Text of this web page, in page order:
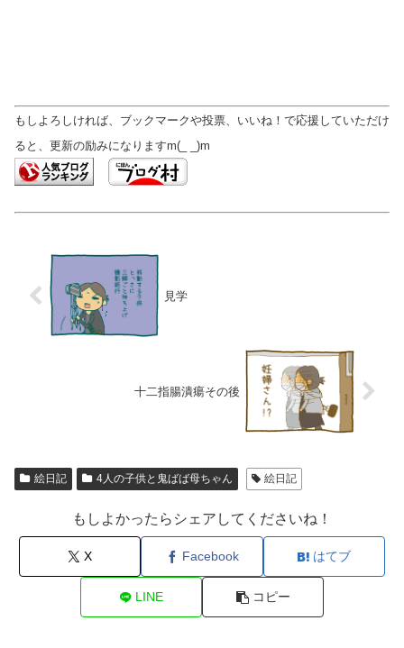
もしよろしければ、ブックマークや投票、いいね！で応援していただけ
ると、更新の励みになりますm(_ _)m
見学
十二指腸潰瘍その後
絵日記 4人の子供と鬼ばば母ちゃん 絵日記
もしよかったらシェアしてくださいね！
X Facebook はてブ
LINE コピー